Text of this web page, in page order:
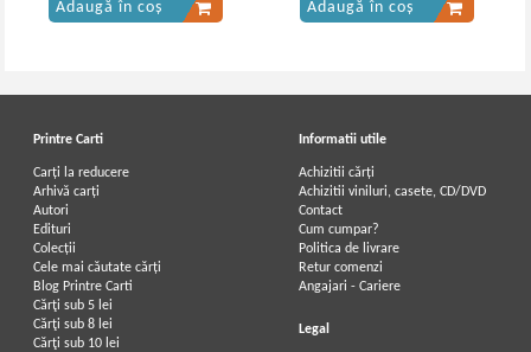
Adaugă în coș Adaugă în coș
Printre Carti
Carți la reducere
Arhivă carți
Autori
Edituri
Colecții
Cele mai căutate cărți
Blog Printre Carti
Cărţi sub 5 lei
Cărţi sub 8 lei
Cărţi sub 10 lei
Informatii utile
Achizitii cărți
Achizitii viniluri, casete, CD/DVD
Contact
Cum cumpar?
Politica de livrare
Retur comenzi
Angajari - Cariere
Legal